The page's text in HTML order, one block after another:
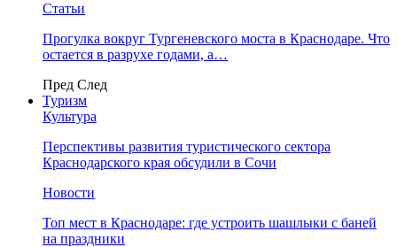
Статьи
Прогулка вокруг Тургеневского моста в Краснодаре. Что
остается в разрухе годами, а…
Пред След
Туризм
Культура
Перспективы развития туристического сектора
Краснодарского края обсудили в Сочи
Новости
Топ мест в Краснодаре: где устроить шашлыки с баней
на праздники